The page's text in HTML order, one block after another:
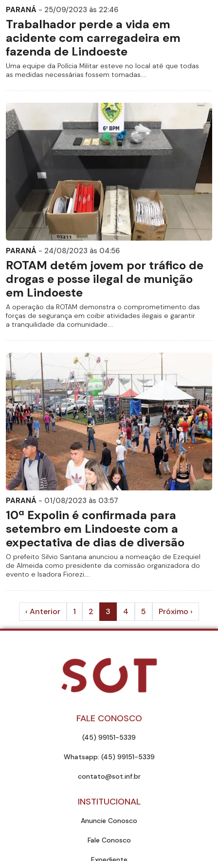
PARANÁ - 25/09/2023 às 22:46
Trabalhador perde a vida em
acidente com carregadeira em
fazenda de Lindoeste
Uma equipe da Polícia Militar esteve no local até que todas
as medidas necessárias fossem tomadas....
PARANÁ - 24/08/2023 às 04:56
ROTAM detém jovem por tráfico de
drogas e posse ilegal de munição
em Lindoeste
A operação da ROTAM demonstra o comprometimento das
forças de segurança em coibir atividades ilegais e garantir
a tranquilidade da comunidade....
PARANÁ - 01/08/2023 às 03:57
10ª Expolin é confirmada para
setembro em Lindoeste com a
expectativa de dias de diversão
O prefeito Silvio Santana anunciou a nomeação de Ezequiel
de Almeida como presidente da comissão organizadora do
evento e Isadora Fiorezi....
‹ Anterior 1 2 3 4 5 Próximo ›
FALE CONOSCO
(45) 99151-5339
Whatsapp: (45) 99151-5339
contato@sot.inf.br
INSTITUCIONAL
Anuncie Conosco
Fale Conosco